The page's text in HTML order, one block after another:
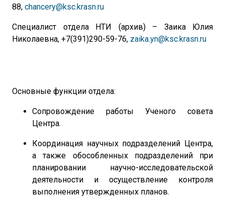
88, chancery@ksc.krasn.ru
Специалист отдела НТИ (архив) – Заика Юлия
Николаевна, +7(391)290-59-76, zaika.yn@ksc.krasn.ru
Основные функции отдела:
Сопровождение работы Ученого совета
Центра.
Координация научных подразделений Центра,
а также обособленных подразделений при
планировании научно-исследовательской
деятельности и осуществление контроля
выполнения утвержденных планов.